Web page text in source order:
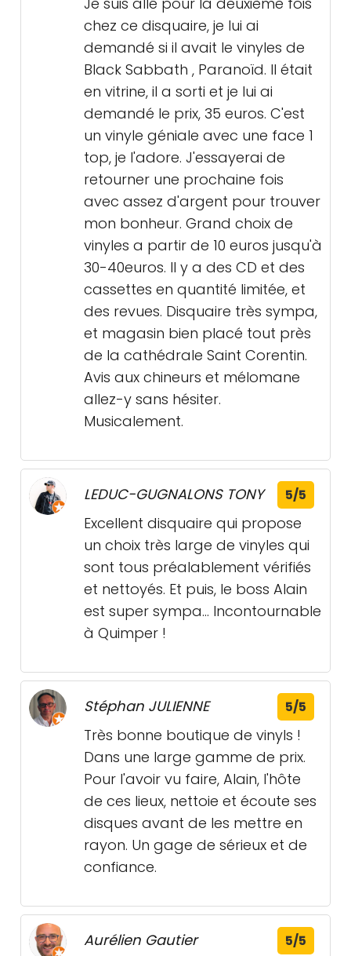
chez ce disquaire, je lui ai
demandé si il avait le vinyles de
Black Sabbath , Paranoïd. Il était
en vitrine, il a sorti et je lui ai
demandé le prix, 35 euros. C'est
un vinyle géniale avec une face 1
top, je l'adore. J'essayerai de
retourner une prochaine fois
avec assez d'argent pour trouver
mon bonheur. Grand choix de
vinyles a partir de 10 euros jusqu'à
30-40euros. Il y a des CD et des
cassettes en quantité limitée, et
des revues. Disquaire très sympa,
et magasin bien placé tout près
de la cathédrale Saint Corentin.
Avis aux chineurs et mélomane
allez-y sans hésiter.
Musicalement.
LEDUC-GUGNALONS TONY 5/5
Excellent disquaire qui propose
un choix très large de vinyles qui
sont tous préalablement vérifiés
et nettoyés. Et puis, le boss Alain
est super sympa... Incontournable
à Quimper !
Stéphan JULIENNE 5/5
Très bonne boutique de vinyls !
Dans une large gamme de prix.
Pour l'avoir vu faire, Alain, l'hôte
de ces lieux, nettoie et écoute ses
disques avant de les mettre en
rayon. Un gage de sérieux et de
confiance.
Aurélien Gautier 5/5